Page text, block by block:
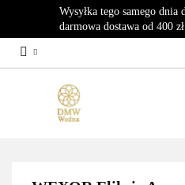
Wysyłka tego samego dnia
darmowa dostawa od 400 zł